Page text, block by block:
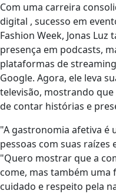
Com uma carreira
digital , sucesso em
Fashion Week, Jonas
presença em podcasts,
plataformas de
Google. Agora, ele leva
televisão, mostrando
de contar histórias e
"A gastronomia afetiva é
pessoas com suas raízes
"Quero mostrar que a
come, mas também uma
cuidado e respeito pela